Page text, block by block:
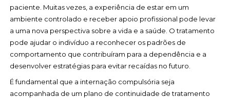
paciente. Muitas vezes, a experiência de estar em um
ambiente controlado e receber apoio profissional pode levar
a uma nova perspectiva sobre a vida e a saúde. O tratamento
pode ajudar o indivíduo a reconhecer os padrões de
comportamento que contribuíram para a dependência e a
desenvolver estratégias para evitar recaídas no futuro.
É fundamental que a internação compulsória seja
acompanhada de um plano de continuidade de tratamento